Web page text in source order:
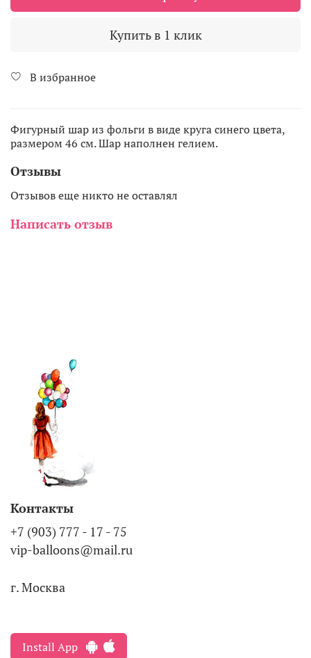
Купить в 1 клик
В избранное
Фигурный шар из фольги в виде круга синего цвета,
размером 46 см. Шар наполнен гелием.
Отзывы
Отзывов еще никто не оставлял
Написать отзыв
Контакты
+7 (903) 777 - 17 - 75
vip-balloons@mail.ru
г. Москва
Install App